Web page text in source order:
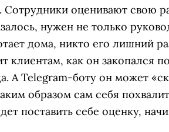
Сотрудники оценивают свою
нужен не только
дома, никто его лишний
клиентам, как он закопался
А Telegram-боту он может
образом сам себя
поставить себе оценку,